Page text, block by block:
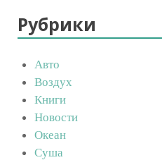
Рубрики
Авто
Воздух
Книги
Новости
Океан
Суша